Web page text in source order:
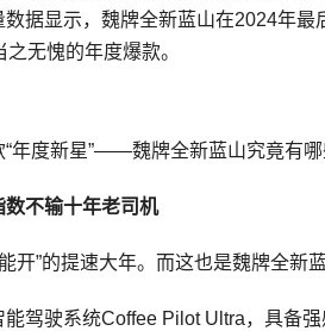
据显示，魏牌全新蓝山在2024年
无愧的年度爆款。
年度新星”——魏牌全新蓝山究竟有
数不输十年老司机
开”的提速大年。而这也是魏牌全新
驾驶系统Coffee Pilot Ultra，具备